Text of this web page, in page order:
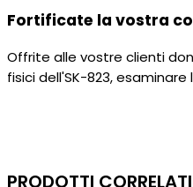
Fortificate la vostra
Offrite alle vostre clienti
fisici dell'SK-823,
PRODOTTI CORRELATI